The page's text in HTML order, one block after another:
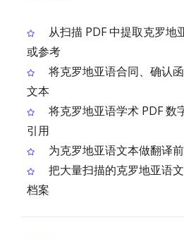
从扫描 PDF 中提取克罗地
或参考
将克罗地亚语合同、确认
文本
将克罗地亚语学术 PDF 数
引用
为克罗地亚语文本做翻译
把大量扫描的克罗地亚语
档案